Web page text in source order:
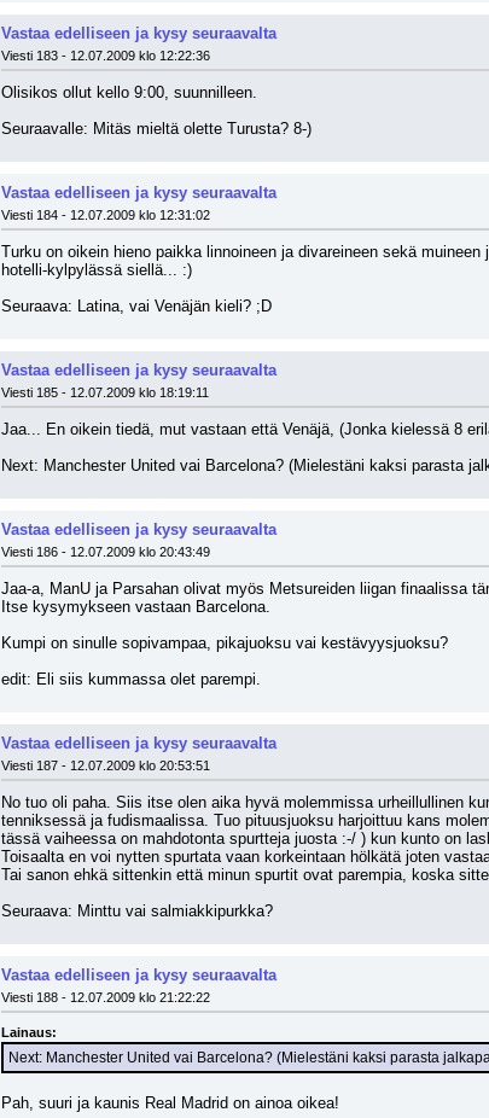
Vastaa edelliseen ja kysy seuraavalta
Viesti 183 - 12.07.2009 klo 12:22:36
Olisikos ollut kello 9:00, suunnilleen.
Seuraavalle: Mitäs mieltä olette Turusta? 8-)
Vastaa edelliseen ja kysy seuraavalta
Viesti 184 - 12.07.2009 klo 12:31:02
Turku on oikein hieno paikka linnoineen ja divareineen sekä
hotelli-kylpylässä siellä... :)
Seuraava: Latina, vai Venäjän kieli? ;D
Vastaa edelliseen ja kysy seuraavalta
Viesti 185 - 12.07.2009 klo 18:19:11
Jaa... En oikein tiedä, mut vastaan että Venäjä, (Jonka kielessä 8
Next: Manchester United vai Barcelona? (Mielestäni kaksi parasta
Vastaa edelliseen ja kysy seuraavalta
Viesti 186 - 12.07.2009 klo 20:43:49
Jaa-a, ManU ja Parsahan olivat myös Metsureiden liigan finaalissa
Itse kysymykseen vastaan Barcelona.
Kumpi on sinulle sopivampaa, pikajuoksu vai kestävyysjuoksu?
edit: Eli siis kummassa olet parempi.
Vastaa edelliseen ja kysy seuraavalta
Viesti 187 - 12.07.2009 klo 20:53:51
No tuo oli paha. Siis itse olen aika hyvä molemmissa urheillullinen
tenniksessä ja fudismaalissa. Tuo pituusjuoksu harjoittuu kans
tässä vaiheessa on mahdotonta spurtteja juosta :-/ ) kun kunto on
Toisaalta en voi nytten spurtata vaan korkeintaan hölkätä joten
Tai sanon ehkä sittenkin että minun spurtit ovat parempia, koska
Seuraava: Minttu vai salmiakkipurkka?
Vastaa edelliseen ja kysy seuraavalta
Viesti 188 - 12.07.2009 klo 21:22:22
Lainaus:
Next: Manchester United vai Barcelona? (Mielestäni kaksi parasta
Pah, suuri ja kaunis Real Madrid on ainoa oikea!